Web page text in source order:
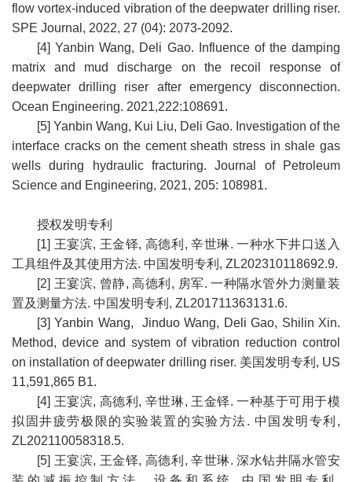
flow vortex-induced vibration of the deepwater drilling riser.
SPE Journal, 2022, 27 (04): 2073-2092.
[4] Yanbin Wang, Deli Gao. Influence of the damping
matrix and mud discharge on the recoil response of
deepwater drilling riser after emergency disconnection.
Ocean Engineering. 2021,222:108691.
[5] Yanbin Wang, Kui Liu, Deli Gao. Investigation of the
interface cracks on the cement sheath stress in shale gas
wells during hydraulic fracturing. Journal of Petroleum
Science and Engineering, 2021, 205: 108981.
授权发明专利
[1] 王宴滨, 王金铎, 高德利, 辛世琳. 一种水下井口送入
工具组件及其使用方法. 中国发明专利, ZL202310118692.9.
[2] 王宴滨, 曾静, 高德利, 房军. 一种隔水管外力测量装
置及测量方法. 中国发明专利, ZL201711363131.6.
[3] Yanbin Wang, Jinduo Wang, Deli Gao, Shilin Xin.
Method, device and system of vibration reduction control
on installation of deepwater drilling riser. 美国发明专利, US
11,591,865 B1.
[4] 王宴滨, 高德利, 辛世琳, 王金铎. 一种基于可用于模
拟固井疲劳极限的实验装置的实验方法. 中国发明专利,
ZL202110058318.5.
[5] 王宴滨, 王金铎, 高德利, 辛世琳. 深水钻井隔水管安